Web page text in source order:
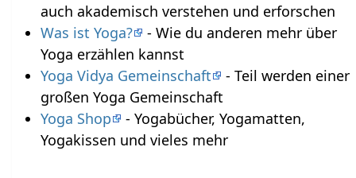
auch akademisch verstehen und erforschen
Was ist Yoga?
- Wie du anderen mehr über
Yoga erzählen kannst
Yoga Vidya Gemeinschaft
- Teil werden einer
großen Yoga Gemeinschaft
Yoga Shop
- Yogabücher, Yogamatten,
Yogakissen und vieles mehr